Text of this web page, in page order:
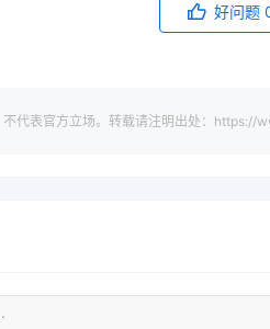
好问题
不代表官方立场。转载请注明出处：